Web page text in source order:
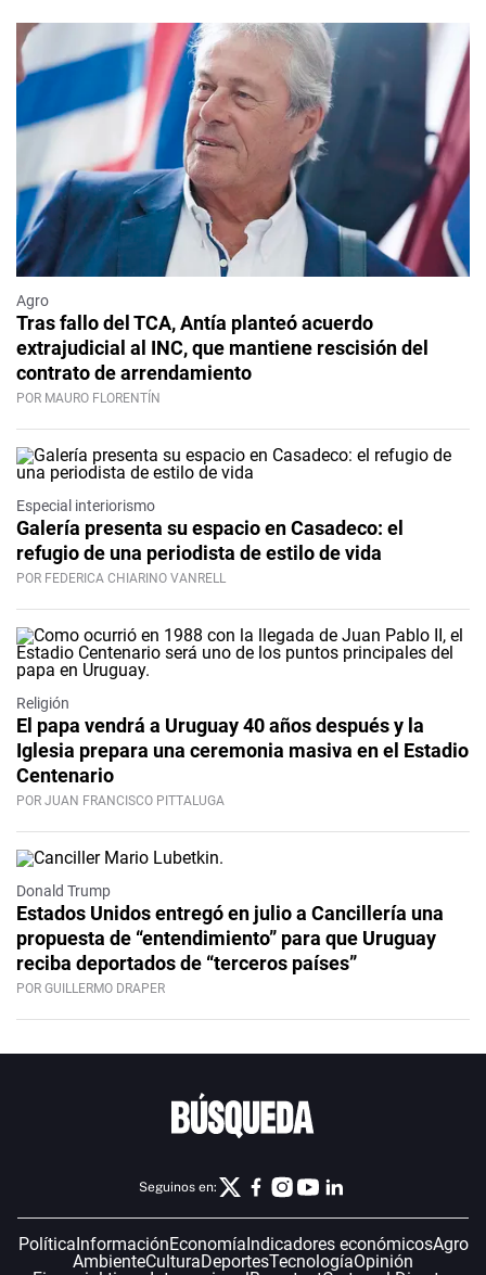
Agro
Tras fallo del TCA, Antía planteó acuerdo
extrajudicial al INC, que mantiene rescisión del
contrato de arrendamiento
POR MAURO FLORENTÍN
Especial interiorismo
Galería presenta su espacio en Casadeco: el
refugio de una periodista de estilo de vida
POR FEDERICA CHIARINO VANRELL
Religión
El papa vendrá a Uruguay 40 años después y la
Iglesia prepara una ceremonia masiva en el Estadio
Centenario
POR JUAN FRANCISCO PITTALUGA
Donald Trump
Estados Unidos entregó en julio a Cancillería una
propuesta de “entendimiento” para que Uruguay
reciba deportados de “terceros países”
POR GUILLERMO DRAPER
Seguinos en:
PolíticaInformaciónEconomíaIndicadores económicosAgro
AmbienteCulturaDeportesTecnologíaOpinión